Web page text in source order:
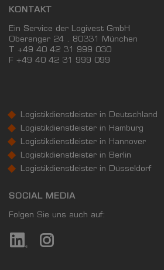
KONTAKT
Ein Service der Logivest GmbH
Oberanger 24 . 80331 München
T +49 40 42 31 999 030
F +49 40 42 31 999 099
Logistikdienstleister in Deutschland
Logistikdienstleister in Hamburg
Logistikdienstleister in Hannover
Logistikdienstleister in Berlin
Logistikdienstleister in Düsseldorf
SOCIAL MEDIA
Folgen Sie uns auch auf: